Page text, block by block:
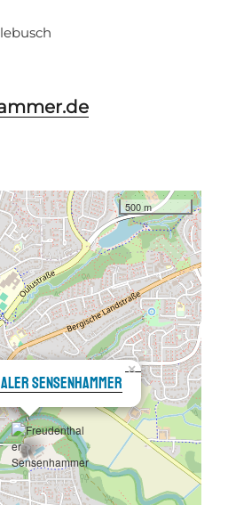
Sensenhammer
×
500 m